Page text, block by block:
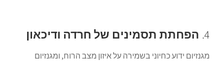
4. הפחתת תסמינים של חרדה ודיכאון
מגנזיום ידוע כחיוני בשמירה על איזון מצב הרוח, ומגנזיום